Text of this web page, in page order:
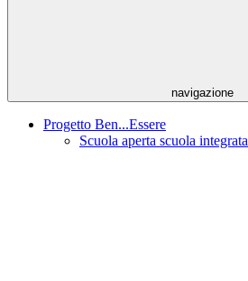
navigazione
Progetto Ben...Essere
Scuola aperta scuola integrata